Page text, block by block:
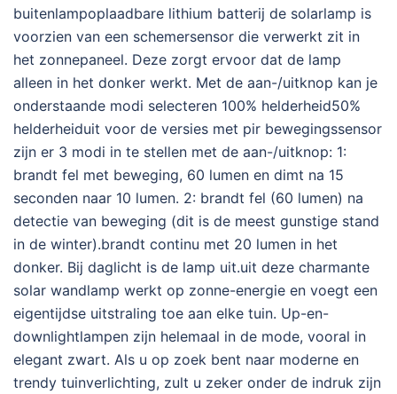
buitenlampoplaadbare lithium batterij de solarlamp is
voorzien van een schemersensor die verwerkt zit in
het zonnepaneel. Deze zorgt ervoor dat de lamp
alleen in het donker werkt. Met de aan-/uitknop kan je
onderstaande modi selecteren 100% helderheid50%
helderheiduit voor de versies met pir bewegingssensor
zijn er 3 modi in te stellen met de aan-/uitknop: 1:
brandt fel met beweging, 60 lumen en dimt na 15
seconden naar 10 lumen. 2: brandt fel (60 lumen) na
detectie van beweging (dit is de meest gunstige stand
in de winter).brandt continu met 20 lumen in het
donker. Bij daglicht is de lamp uit.uit deze charmante
solar wandlamp werkt op zonne-energie en voegt een
eigentijdse uitstraling toe aan elke tuin. Up-en-
downlightlampen zijn helemaal in de mode, vooral in
elegant zwart. Als u op zoek bent naar moderne en
trendy tuinverlichting, zult u zeker onder de indruk zijn